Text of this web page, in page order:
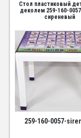
Стол пластиковый
деколем 259-160-
сиреневый
259-160-0057-